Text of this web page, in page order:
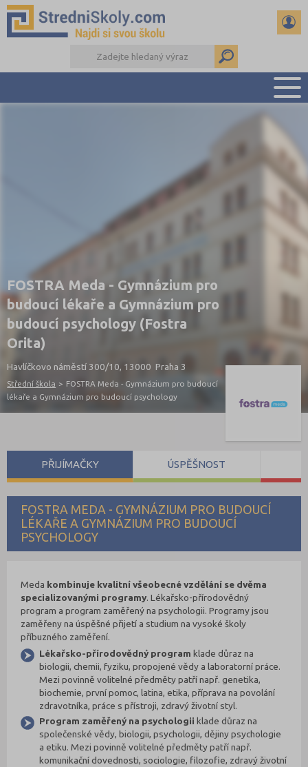
PŘÍPRAVA NA PŘIJÍMAČKY
DŮLEŽITÉ TERMÍNY
REFERÁTY A SEMINÁRKY
DALŠÍ DRUHY ŠKOL
FOSTRA Meda - Gymnázium pro
budoucí lékaře a Gymnázium pro
budoucí psychology (Fostra
Orita)
Havlíčkovo náměstí 300/10, 13000 Praha 3
Střední škola > FOSTRA Meda - Gymnázium pro budoucí
lékaře a Gymnázium pro budoucí psychology
FOSTRA MEDA - GYMNÁZIUM PRO BUDOUCÍ
LÉKAŘE A GYMNÁZIUM PRO BUDOUCÍ
PSYCHOLOGY
Meda kombinuje kvalitní všeobecné vzdělání se dvěma
specializovanými programy. Lékařsko-přírodovědný
program a program zaměřený na psychologii. Programy jsou
zaměřeny na úspěšné přijetí a studium na vysoké školy
příbuzného zaměření.
Lékařsko-přírodovědný program klade důraz na
biologii, chemii, fyziku, propojené vědy a laboratorní práce.
Mezi povinně volitelné předměty patří např. genetika,
biochemie, první pomoc, latina, etika, příprava na povolání
zdravotníka, práce s přístroji, zdravý životní styl.
Program zaměřený na psychologii klade důraz na
společenské vědy, biologii, psychologii, dějiny psychologie
a etiku. Mezi povinně volitelné předměty patří např.
komunikační dovednosti, sociologie, filozofie, zdravý životní
PŘIJÍMAČKY ÚSPĚŠNOST